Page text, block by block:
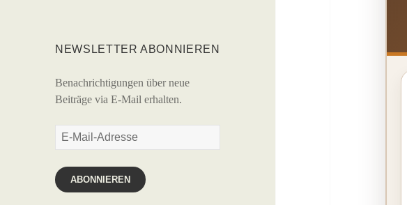
NEWSLETTER ABONNIEREN
Benachrichtigungen über neue
Beiträge via E-Mail erhalten.
E-
Adresse
ABONNIEREN